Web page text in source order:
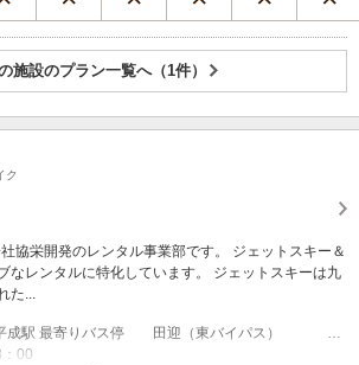
施設のプラン一覧へ（1件）
ク
協栄開発のレンタル事業部です。 ジェットスキー＆
なレンタルに特化しています。 ジェットスキーは九
た...
(1)最寄り駅 平成駅 最寄りバス停 田迎（東バイパス） 田迎（旧浜線） 友添（国道）
00